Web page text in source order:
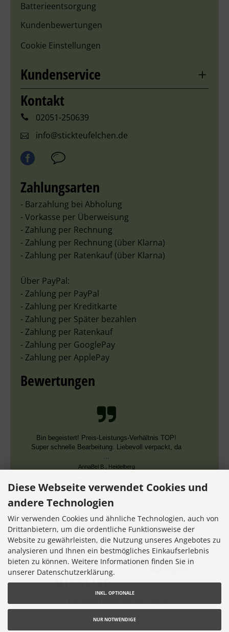
Batterieentsorgung
Kundenbewertungen
Cookie Einstellungen
Kundenservice
Kontakt
02051-250639
info@stickteufelchen.de
Zahlungsarten
- Barzahlung bei Abholung
- Vorkasse per Überweisung
- Zahlung per Rechnung
- Zahlung per Rechnung (über Klarna)
- Zahlung per Ratenkauf (über Klarna)
Über PayPal:
- Zahlung per PayPal
- Zahlung per Kreditkarte
- Zahlung per Später bezahlen
- Zahlung per Ratenkauf
- Zahlung per GooglePay
- Zahlung per ApplePay
Bewertungen
Bin begeistert! Preis-Leistungs-Verhältnis TOP!
Super schnelle Bearbeitung. Liebevoll verpackt, da
...
AnnaBel B., Heidelberg
Datum der Kauferfahrung: 16.07.2026
7,355 Bewertungen
Diese Webseite verwendet Cookies und
andere Technologien
Wir verwenden Cookies und ähnliche Technologien, auch von
Drittanbietern, um die ordentliche Funktionsweise der
Website zu gewährleisten, die Nutzung unseres Angebotes zu
analysieren und Ihnen ein bestmögliches Einkaufserlebnis
bieten zu können. Weitere Informationen finden Sie in
unserer Datenschutzerklärung.
INKL. OPTIONALE
NUR NOTWENDIGE